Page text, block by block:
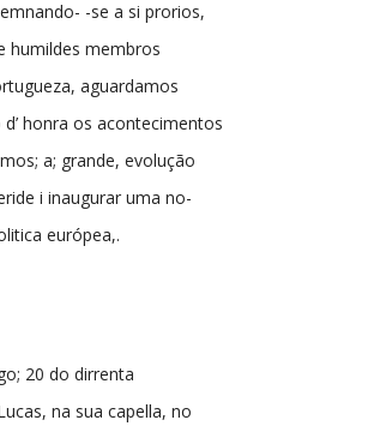
-se a si prorios,
humildes membros
aguardamos
honra os acontecimentos
a; grande, evolução
i inaugurar uma no-
európea,.
20 do dirrenta
na sua capella, no